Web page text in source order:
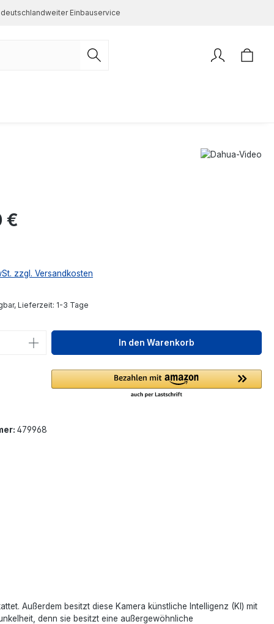
deutschlandweiter Einbauservice
€
zzgl. Versandkosten
Lieferzeit: 1-3 Tage
Anzahl: Gib den gewünschten Wert
In den Warenkorb
479968
Außerdem besitzt diese Kamera künstliche Intelligenz (KI) mit
denn sie besitzt eine außergewöhnliche